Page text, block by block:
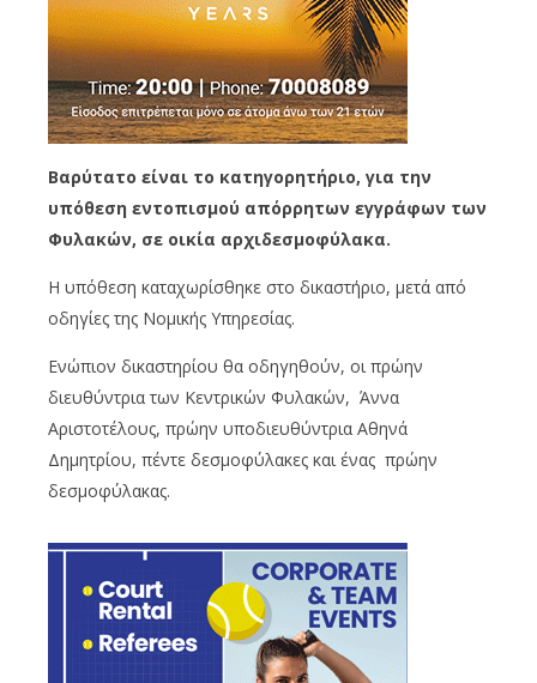
Βαρύτατο είναι το κατηγορητήριο, για την
υπόθεση εντοπισμού απόρρητων εγγράφων των
Φυλακών, σε οικία αρχιδεσμοφύλακα.
Η υπόθεση καταχωρίσθηκε στο δικαστήριο, μετά από
οδηγίες της Νομικής Υπηρεσίας.
Ενώπιον δικαστηρίου θα οδηγηθούν, οι πρώην
διευθύντρια των Κεντρικών Φυλακών, Άννα
Αριστοτέλους, πρώην υποδιευθύντρια Αθηνά
Δημητρίου, πέντε δεσμοφύλακες και ένας πρώην
δεσμοφύλακας.